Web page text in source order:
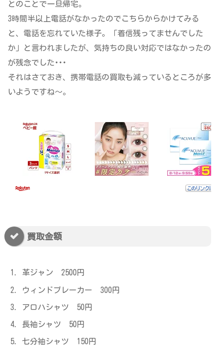
とのことで一旦帰宅。
3時間半以上電話がなかったのでこちらからかけてみる
と、電話を忘れていた様子。「着信残ってませんでした
か」と言われましたが、気持ちの良い対応ではなかったの
が残念でした･･･
それはさておき、携帯電話の買取も減っているところが多
いようですね～。
買取金額
革ジャン 2500円
ウィンドブレーカー 300円
アロハシャツ 50円
長袖シャツ 50円
七分袖シャツ 150円